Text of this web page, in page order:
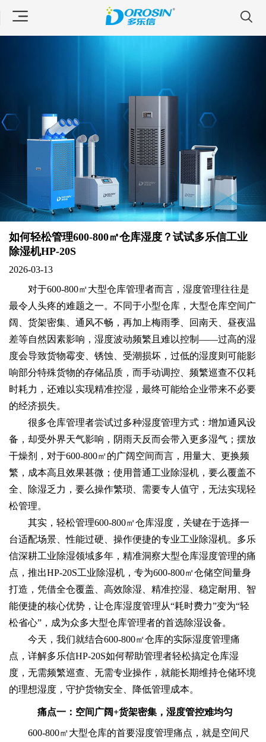
如何轻松管理600-800㎡仓库湿度？试试多乐信工业
除湿机HP-20S
2026-03-13
对于600-800㎡大型仓库管理者而言，湿度管理往往是
最令人头疼的难题之一。不同于小型仓库，大型仓库空间广
阔、货架密集、通风不畅，再加上梅雨季、回南天、昼夜温
差等自然因素影响，湿度波动频繁且难以控制——过高的湿
度会导致货物霉变、锈蚀、受潮损坏，过低的湿度则可能影
响部分特殊货物的存储品质，而手动调控、频繁巡查不仅耗
时耗力，还难以实现精准控湿，最终可能给企业带来不必要
的经济损失。
很多仓库管理者尝试过多种湿度管理方式：增加通风设
备，却受外界天气影响，阴雨天反而会带入更多湿气；摆放
干燥剂，对于600-800㎡的广阔空间而言，用量大、更换频
繁，成本高且效果甚微；使用普通工业除湿机，要么覆盖不
全、除湿乏力，要么操作繁琐、需要专人值守，无法实现轻
松管理。
其实，轻松管理600-800㎡仓库湿度，关键在于选择一
台适配场景、性能过硬、操作便捷的专业工业除湿机。多乐
信深耕工业除湿领域多年，精准洞察大型仓库湿度管理的痛
点，推出HP-20S工业除湿机，专为600-800㎡仓储空间量身
打造，凭借全仓覆盖、高效除湿、精准控湿、稳定耐用、智
能便捷的核心优势，让仓库湿度管理从“耗时费力”变为“轻
松省心”，成为众多大型仓库管理者的首选除湿设备。
今天，我们就结合600-800㎡仓库的实际湿度管理痛
点，详解多乐信HP-20S如何帮助管理者轻松搞定仓库湿
度，无需频繁巡查、无需专业操作，就能长期维持仓储环境
的理想湿度，守护货物安全、降低管理成本。
痛点一：空间广阔+货架密集，湿度管控难均匀
600-800㎡大型仓库的首要湿度管理痛点，就是空间尺